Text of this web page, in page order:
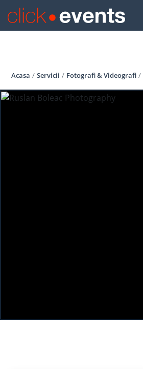
Acasa Servicii Fotografi & Videografi